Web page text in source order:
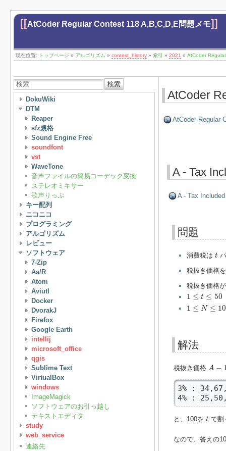
[[AtCoder Regular Contest 118 A,B,C,D,E問題メモ]]
現在位置: トップページ » アルゴリズム » contest_history » 索引 » 2021 » AtCoder
検索
DokuWiki
DTM
Reaper
sfz規格
Sound Engine Free
soundfont
vst
WaveTone
音声ファイルの簡易コーデック変換
ステレオミキサー
歌声りっぷ
キー配列
ニコニコ
プログラミング
アルゴリズム
レビュー
ソフトウェア
7-Zip
As/R
Atom
Aviutl
Docker
DvorakJ
Firefox
Google Earth
intellij
microsoft_office
qgis
Sublime Text
VirtualBox
windows
ImageMagick
ソフトウェアのお引っ越し
テキストエディタ
study
web_service
連絡先
AtCoder
AtCoder Regular
A - Tax
A - Tax
問題
消費税は t
t
税抜き価格
税抜き価格
1 ≤ t ≤ 50
1 t≤ 50
1 ≤ N ≤ 10
1 N ≤10 9
解法
税抜き価格 A −
A−
3% :
4% :
と、100を t
t で割
なので、答えの